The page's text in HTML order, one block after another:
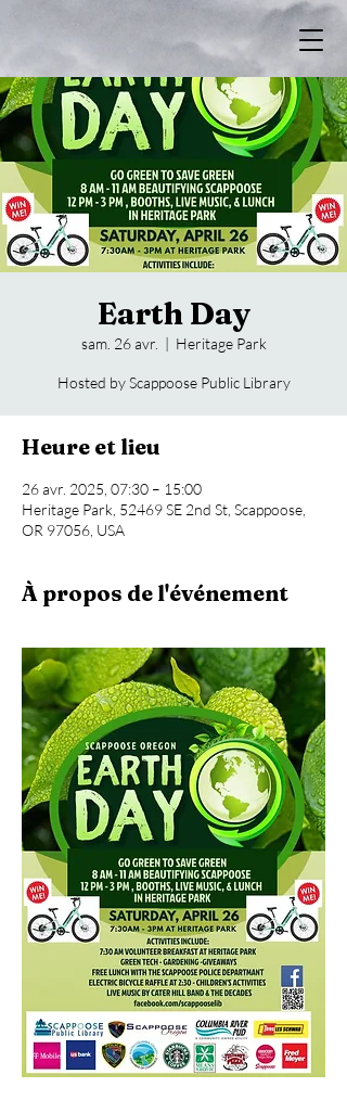
Earth Day
sam. 26 avr.
  |
Heritage Park
Hosted by Scappoose Public Library
Heure et lieu
26 avr. 2025, 07:30 – 15:00
Heritage Park, 52469 SE 2nd St, Scappoose,
OR 97056, USA
À propos de l'événement